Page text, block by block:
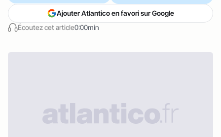
Écoutez cet article0:00min
Ajouter Atlantico en favori sur Google